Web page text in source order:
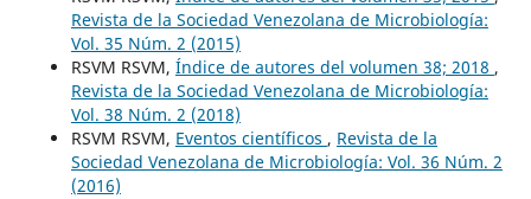
Revista de la Sociedad Venezolana de Microbiología:
Vol. 35 Núm. 2 (2015)
RSVM RSVM, Índice de autores del volumen 38; 2018 ,
Revista de la Sociedad Venezolana de Microbiología:
Vol. 38 Núm. 2 (2018)
RSVM RSVM, Eventos científicos , Revista de la
Sociedad Venezolana de Microbiología: Vol. 36 Núm. 2
(2016)